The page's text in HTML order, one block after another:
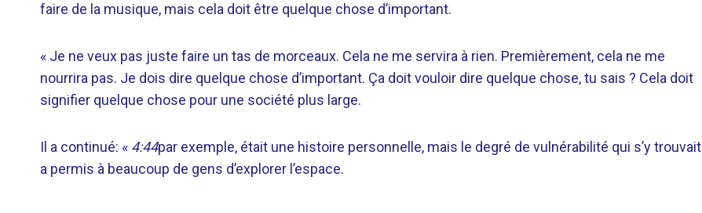
faire de la musique, mais cela doit être quelque chose d’important.
« Je ne veux pas juste faire un tas de morceaux. Cela ne me servira à rien. Premièrement, cela ne me
nourrira pas. Je dois dire quelque chose d’important. Ça doit vouloir dire quelque chose, tu sais ? Cela doit
signifier quelque chose pour une société plus large.
Il a continué: « 4:44par exemple, était une histoire personnelle, mais le degré de vulnérabilité qui s’y trouvait
a permis à beaucoup de gens d’explorer l’espace.